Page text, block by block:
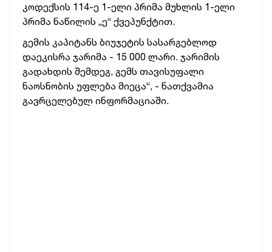
კოდექსის 114-ე 1-ელი პრიმა მუხლის 1-ელი
პრიმა ნაწილის „ე“ ქვეპუნქტით.
გემის კაპიტანს ბიუჯეტის სასარგებლოდ
დაეკისრა ჯარიმა - 15 000 ლარი. ჯარიმის
გადახდის შემდეგ, გემს თავისუფალი
ნაოსნობის უფლება მიეცა“, - ნათქვამია
გავრცელებულ ინფორმაციაში.